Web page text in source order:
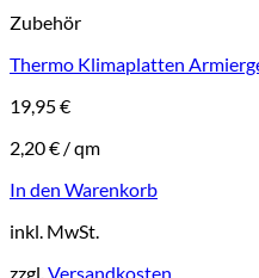
Zubehör
Thermo Klimaplatten
19,95€
2,20€ /qm
In den Warenkorb
inkl. MwSt.
zzgl. Versandkosten